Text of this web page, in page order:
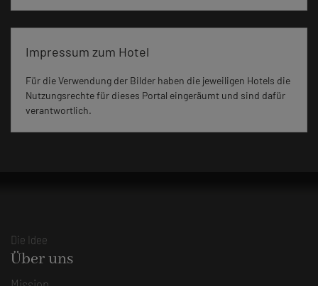
Impressum zum Hotel
Für die Verwendung der Bilder haben die jeweiligen Hotels die
Nutzungsrechte für dieses Portal eingeräumt und sind dafür
verantwortlich.
Die Idee
Über uns